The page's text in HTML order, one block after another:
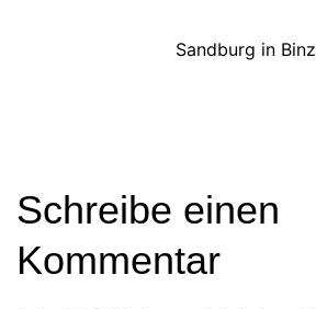
Sandburg in Binz
Schreibe einen
Kommentar